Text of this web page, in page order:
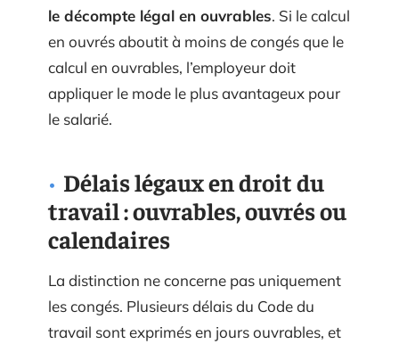
le décompte légal en ouvrables. Si le calcul
en ouvrés aboutit à moins de congés que le
calcul en ouvrables, l’employeur doit
appliquer le mode le plus avantageux pour
le salarié.
Délais légaux en droit du
travail : ouvrables, ouvrés ou
calendaires
La distinction ne concerne pas uniquement
les congés. Plusieurs délais du Code du
travail sont exprimés en jours ouvrables, et